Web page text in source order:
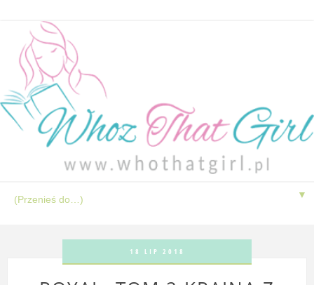
▼
18 LIP 2018